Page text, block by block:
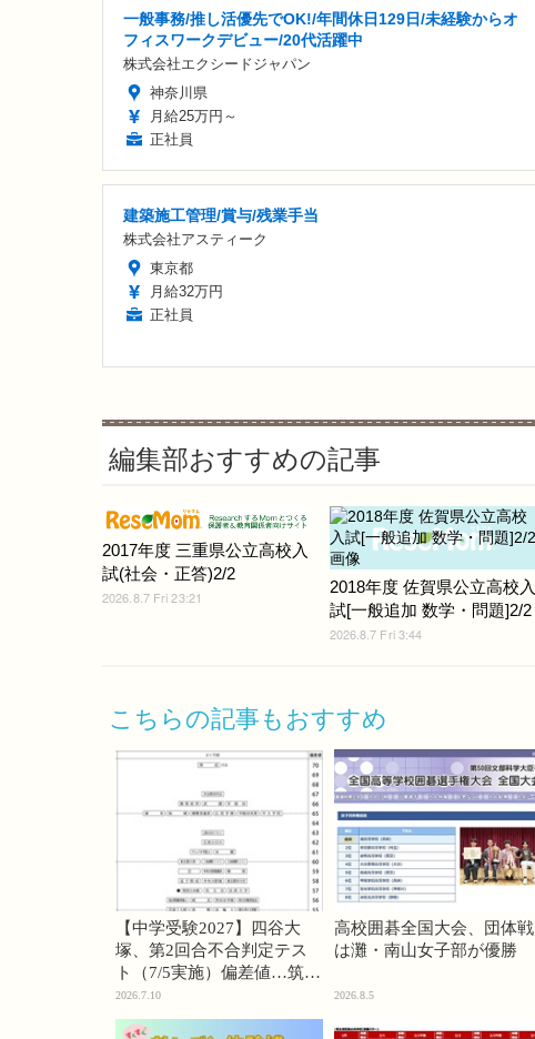
一般事務/推し活優先でOK!/年間休日129日/未経験からオ
フィスワークデビュー/20代活躍中
株式会社エクシードジャパン
神奈川県
月給25万円～
正社員
建築施工管理/賞与/残業手当
株式会社アスティーク
東京都
月給32万円
正社員
編集部おすすめの記事
2017年度 三重県公立高校入
試(社会・正答)2/2
2026.8.7 Fri 23:21
2018年度 佐賀県公立高校入
試[一般追加 数学・問題]2/2
2026.8.7 Fri 3:44
こちらの記事もおすすめ
【中学受験2027】四谷大
塚、第2回合不合判定テス
ト（7/5実施）偏差値…筑駒
74・桜蔭70＜PR＞
2026.7.10
高校囲碁全国大会、団体戦
は灘・南山女子部が優勝
2026.8.5